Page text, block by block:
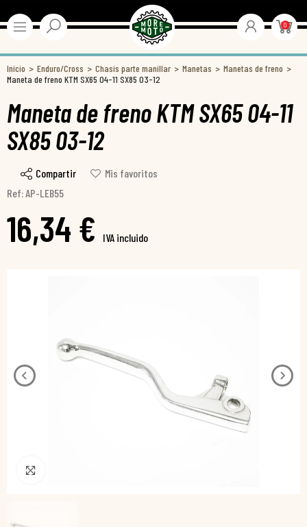
0
Inicio Enduro/Cross Chasis parte manillar Manetas
Manetas de freno
Maneta de freno KTM SX65 04-11 SX85 03-12
Maneta de freno KTM SX65 04-11
SX85 03-12
Compartir
Mis favoritos
Ref: AP-LEB55
16,34 € IVA incluido